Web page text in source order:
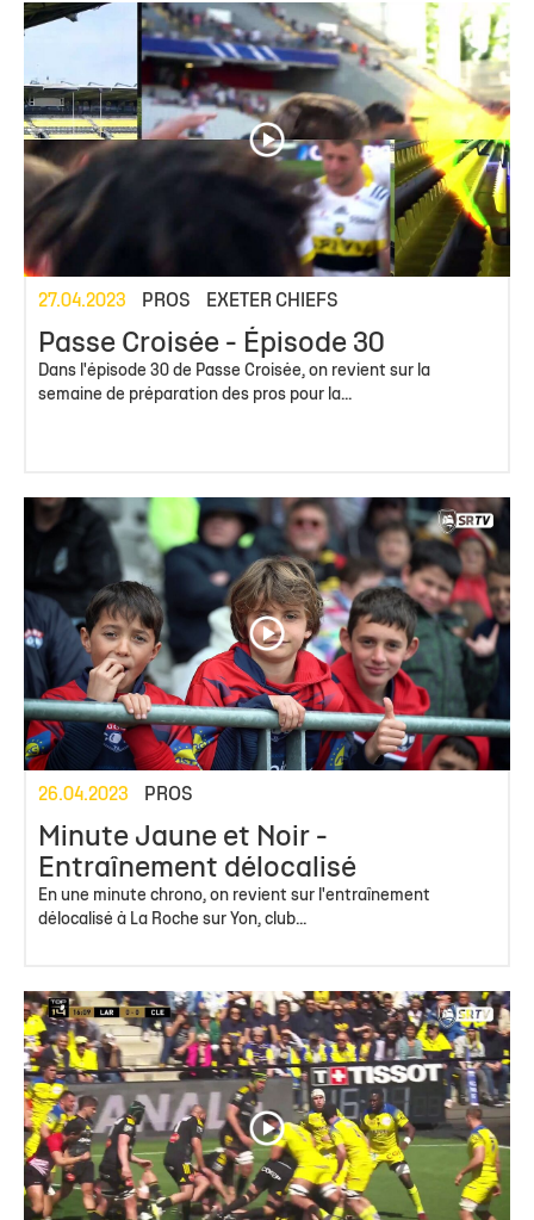
27.04.2023 PROS EXETER CHIEFS
Passe Croisée - Épisode 30
Dans l'épisode 30 de Passe Croisée, on revient sur la
semaine de préparation des pros pour la...
26.04.2023 PROS
Minute Jaune et Noir -
Entraînement délocalisé
En une minute chrono, on revient sur l'entraînement
délocalisé à La Roche sur Yon, club...